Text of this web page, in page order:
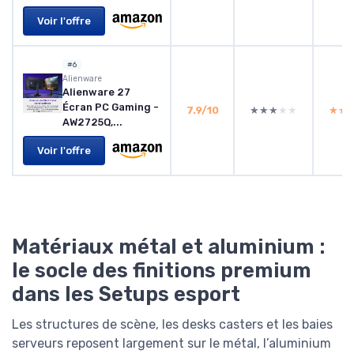
Voir l'offre
#6
Alienware
Alienware 27
Écran PC Gaming -
AW2725Q,...
Voir l'offre
7.9/10 ★★★★★
★★★★★
Matériaux métal et aluminium :
le socle des finitions premium
dans les Setups esport
Les structures de scène, les desks casters et les baies
serveurs reposent largement sur le métal, l’aluminium